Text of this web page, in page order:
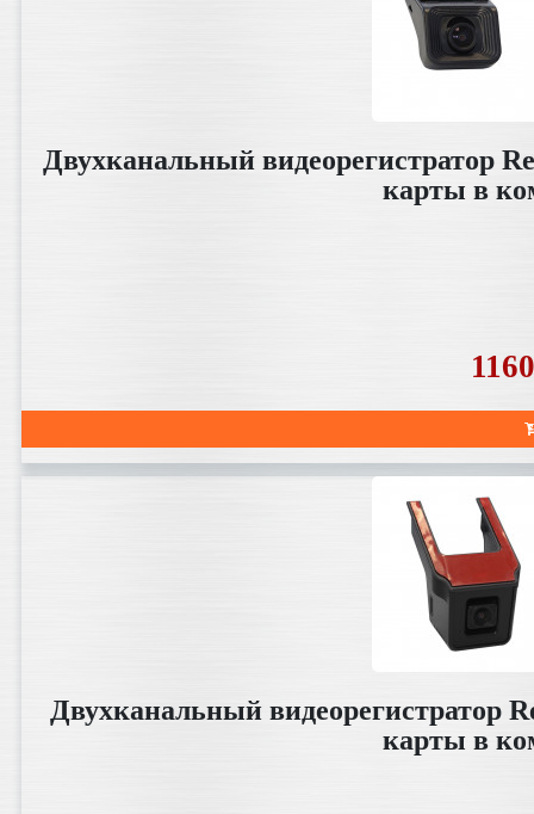
Двухканальный видеорегистратор
карты в
Двухканальный видеорегистратор
карты в